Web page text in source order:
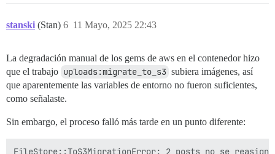
stanski (Stan) 11 Mayo, 2025 22:43
6
La degradación manual de los gems de aws en el contenedor hizo
que el trabajo uploads:migrate_to_s3 subiera imágenes, así
que aparentemente las variables de entorno no fueron suficientes,
como señalaste.
Sin embargo, el proceso falló más tarde en un punto diferente: